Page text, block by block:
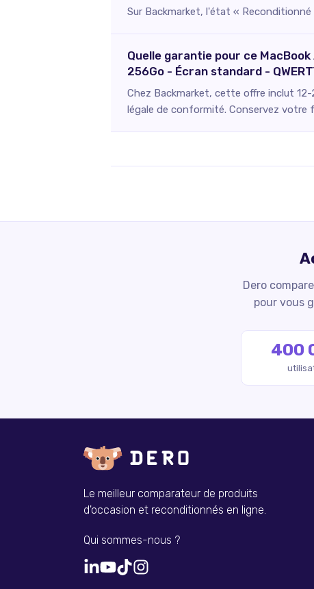
Sur Backmarket, l'état «
Quelle garantie pour ce
256Go - Écran standard -
Chez Backmarket, cette offre inclut
légale de conformité. Conservez votre
Dero
pour vous
400
Le meilleur comparateur de produits
d'occasion et reconditionnés en ligne.
Qui sommes-nous ?